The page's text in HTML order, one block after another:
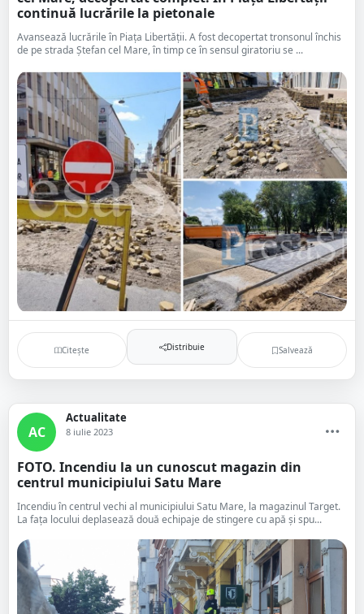
continuă lucrările la pietonale
Avansează lucrările în Piața Libertății. A fost decopertat tronsonul închis
de pe strada Ștefan cel Mare, în timp ce în sensul giratoriu se ...
Citește Distribuie Salvează
AC
Actualitate
8 iulie 2023
FOTO. Incendiu la un cunoscut magazin din
centrul municipiului Satu Mare
Incendiu în centrul vechi al municipiului Satu Mare, la magazinul Target.
La fața locului deplasează două echipaje de stingere cu apă și spu...